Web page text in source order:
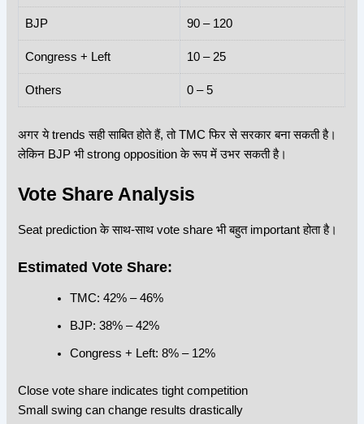
BJP 90 – 120
Congress + Left 10 – 25
Others 0 – 5
अगर ये trends सही साबित होते हैं, तो TMC फिर से सरकार बना सकती है।
लेकिन BJP भी strong opposition के रूप में उभर सकती है।
Vote Share Analysis
Seat prediction के साथ-साथ vote share भी बहुत important होता है।
Estimated Vote Share:
TMC: 42% – 46%
BJP: 38% – 42%
Congress + Left: 8% – 12%
Close vote share indicates tight competition
Small swing can change results drastically